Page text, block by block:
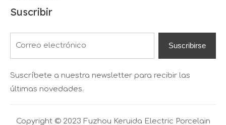
Suscribir
Suscribirse
Suscríbete a nuestra newsletter para recibir las
últimas novedades.
Copyright © 2023 Fuzhou Keruida Electric Porcelain